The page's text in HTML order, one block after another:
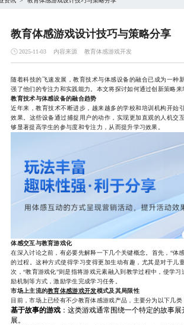
教育体感游戏设计技巧与策略分享
2025-11-03 内容来源 教育体感游戏开发
随着科技的飞速发展，教育技术与体感设备的融合已成为一种
强了他们的专注力和实践能力。本文将探讨如何通过创新策略
教育技术与体感设备的融合趋势
近年来，教育技术不断进步，越来越多的学校和培训机构开始
效果。这些设备通过捕捉用户的动作，实现更加直观的人机交
够显著提高学生的参与度和专注力，从而提升学习效果。
体感交互与教育游戏化
在深入讨论之前，有必要先解释一下几个关键概念。首先，“体
的过程。这种方式使得学习变得更加生动有趣，尤其是对于儿
次，“教育游戏化”则是指将游戏元素融入到教学过程中，使学
励机制等方式，激励学生完成学习任务。
市场上主流的教育体感游戏开发模式及其局限性
目前，市场上已经有不少教育体感游戏产品，主要分为以下几类
基于故事的游戏 ：这类游戏通常围绕一个特定的故事
展。